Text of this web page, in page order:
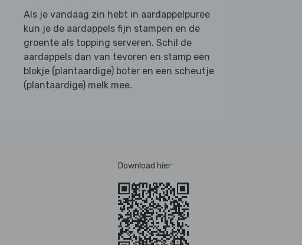
Als je vandaag zin hebt in aardappelpuree
kun je de aardappels fijn stampen en de
groente als topping serveren. Schil de
aardappels dan van tevoren en stamp een
blokje (plantaardige) boter en een scheutje
(plantaardige) melk mee.
Download hier: